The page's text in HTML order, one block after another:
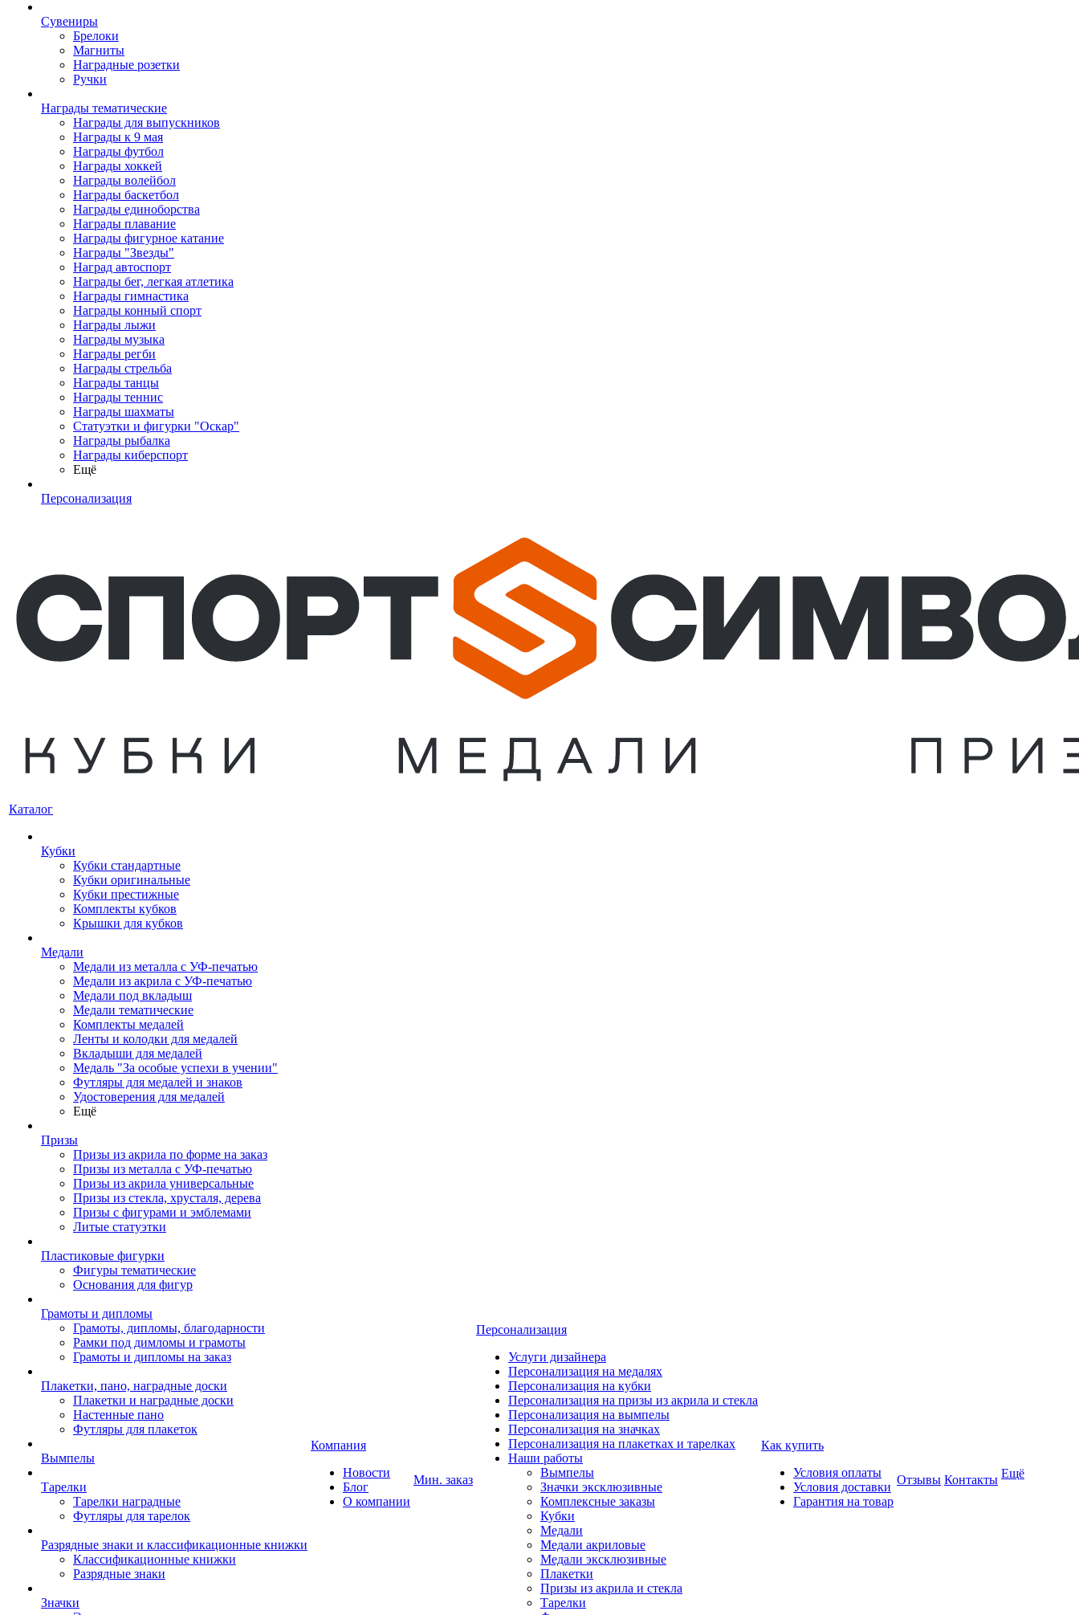
Сувениры
Брелоки
Магниты
Наградные розетки
Ручки
Награды тематические
Награды для выпускников
Награды к 9 мая
Награды футбол
Награды хоккей
Награды волейбол
Награды баскетбол
Награды единоборства
Награды плавание
Награды фигурное катание
Награды "Звезды"
Наград автоспорт
Награды бег, легкая атлетика
Награды гимнастика
Награды конный спорт
Награды лыжи
Награды музыка
Награды регби
Награды стрельба
Награды танцы
Награды теннис
Награды шахматы
Статуэтки и фигурки "Оскар"
Награды рыбалка
Награды киберспорт
Ещё
Персонализация
Каталог
Кубки
Кубки стандартные
Кубки оригинальные
Кубки престижные
Комплекты кубков
Крышки для кубков
Медали
Медали из металла с УФ-печатью
Медали из акрила с УФ-печатью
Медали под вкладыш
Медали тематические
Комплекты медалей
Ленты и колодки для медалей
Вкладыши для медалей
Медаль "За особые успехи в учении"
Футляры для медалей и знаков
Удостоверения для медалей
Ещё
Призы
Призы из акрила по форме на заказ
Призы из металла с УФ-печатью
Призы из акрила универсальные
Призы из стекла, хрусталя, дерева
Призы с фигурами и эмблемами
Литые статуэтки
Пластиковые фигурки
Фигуры тематические
Основания для фигур
Грамоты и дипломы
Грамоты, дипломы, благодарности
Рамки под димломы и грамоты
Грамоты и дипломы на заказ
Плакетки, пано, наградные доски
Плакетки и наградные доски
Настенные пано
Футляры для плакеток
Вымпелы
Тарелки
Тарелки наградные
Футляры для тарелок
Разрядные знаки и классификационные книжки
Классификационные книжки
Разрядные знаки
Значки
Компания
Новости
Блог
О компании
Мин. заказ
Персонализация
Услуги дизайнера
Персонализация на медалях
Персонализация на кубки
Персонализация на призы из акрила и стекла
Персонализация на вымпелы
Персонализация на значках
Персонализация на плакетках и тарелках
Наши работы
Вымпелы
Значки эксклюзивные
Комплексные заказы
Кубки
Медали
Медали акриловые
Медали эксклюзивные
Плакетки
Призы из акрила и стекла
Тарелки
Как купить
Условия оплаты
Условия доставки
Гарантия на товар
Отзывы Контакты Ещё